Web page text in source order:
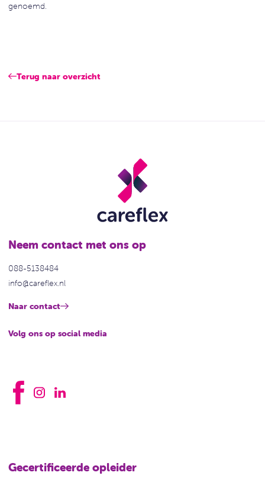
genoemd.
Terug naar overzicht
Neem contact met ons op
088-5138484
info@careflex.nl
Naar contact
Volg ons op social media
Gecertificeerde opleider